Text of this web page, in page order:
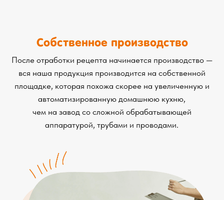
Наш производственный процесс похож скорее на
готовку, как на кухне. Мы не используем сложного
оборудования, которое осуществляет глубокую
промышленную переработку при помощи высоких
Бережный подход